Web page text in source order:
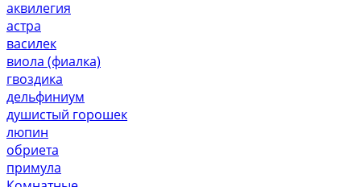
аквилегия
астра
василек
виола (фиалка)
гвоздика
дельфиниум
душистый горошек
люпин
обриета
примула